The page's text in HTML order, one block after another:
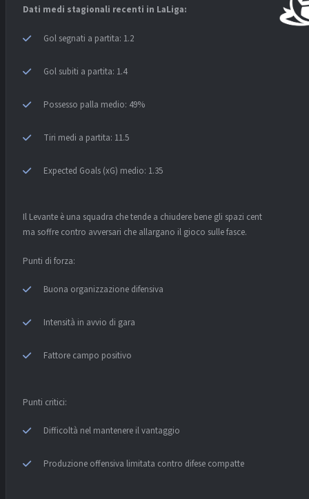
Dati medi stagionali recenti in LaLiga:
Gol segnati a partita: 1.2
Gol subiti a partita: 1.4
Possesso palla medio: 49%
Tiri medi a partita: 11.5
Expected Goals (xG) medio: 1.35
Il Levante è una squadra che tende a chiudere bene gli spazi centrali
ma soffre contro avversari che allargano il gioco sulle fasce.
Punti di forza:
Buona organizzazione difensiva
Intensità in avvio di gara
Fattore campo positivo
Punti critici:
Difficoltà nel mantenere il vantaggio
Produzione offensiva limitata contro difese compatte